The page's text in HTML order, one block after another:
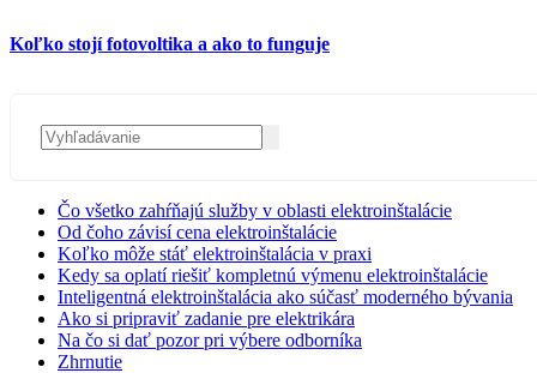
Koľko stojí fotovoltika a ako to funguje
Čo všetko zahŕňajú služby v oblasti elektroinštalácie
Od čoho závisí cena elektroinštalácie
Koľko môže stáť elektroinštalácia v praxi
Kedy sa oplatí riešiť kompletnú výmenu elektroinštalácie
Inteligentná elektroinštalácia ako súčasť moderného bývania
Ako si pripraviť zadanie pre elektrikára
Na čo si dať pozor pri výbere odborníka
Zhrnutie